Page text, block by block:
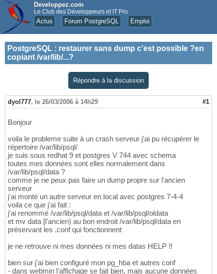
Developpez.com
Le Club des Développeurs et IT Pro
Actus Forum PostgreSQL Emploi
PostgreSQL : restaurer sans dump c'est possible ?en
copiant /var/lib/...?
Répondre à la discussion
dyol777, le 26/03/2006 à 14h29 #1
Bonjour
voila le probleme suite à un crash serveur j'ai pu récupérer le
répertoire /var/lib/psql/
je suis sous redhat 9 et postgres V 744 avec schema
toutes mes données sont elles normalement dans
/var/lib/psql/data ?
comme je ne peux pas faire un dump propre sur l'ancien
serveur
j'ai monté un autre serveur en local avec postgres 7-4-4
voila ce que j'ai fait :
j'ai renommé /var/lib/psql/data et /var/lib/psql/oldata
et mv data [l'ancien) au bon endroit /var/lib/psql/data en
préservant les .conf qui fonctionnent
je ne retrouve ni mes données ni mes datas HELP !!
bien sur j'ai bien configuré mon pg_hba et autres conf
- dans webmin l'affichage se fait bien, mais aucune données